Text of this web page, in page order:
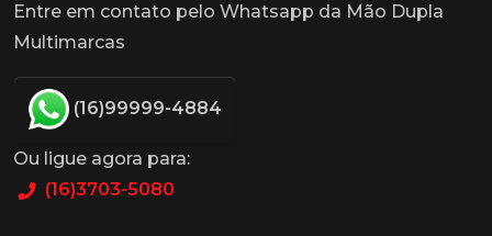
Entre em contato pelo Whatsapp da Mão Dupla
Multimarcas
(16)99999-4884
Ou ligue agora para:
(16)3703-5080